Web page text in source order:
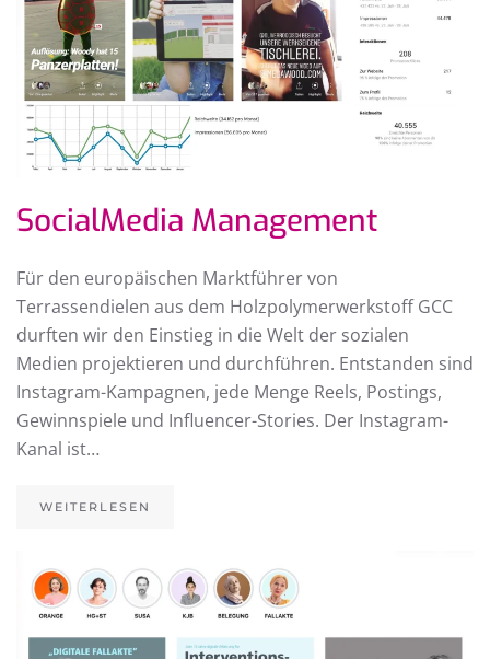
SocialMedia Management
Für den europäischen Marktführer von
Terrassendielen aus dem Holzpolymerwerkstoff GCC
durften wir den Einstieg in die Welt der sozialen
Medien projektieren und durchführen. Entstanden sind
Instagram-Kampagnen, jede Menge Reels, Postings,
Gewinnspiele und Influencer-Stories. Der Instagram-
Kanal ist…
WEITERLESEN